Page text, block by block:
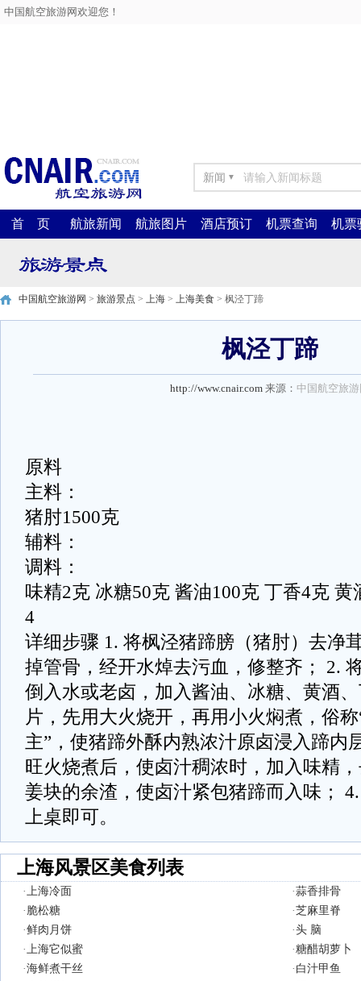
中国航空旅游网欢迎您！
新闻 ▼
首 页 航旅新闻 航旅图片 酒店预订 机票查询 机票
中国航空旅游网 > 旅游景点 > 上海 > 上海美食 > 枫泾丁蹄
枫泾丁蹄
http://www.cnair.com 来源： 中国航空旅
原料
主料：
猪肘1500克
辅料：
调料：
味精2克 冰糖50克 酱油100克 丁香4克 黄
4
详细步骤 1. 将枫泾猪蹄膀（猪肘）去净
掉管骨，经开水焯去污血，修整齐； 2.
倒入水或老卤，加入酱油、冰糖、黄酒
片，先用大火烧开，再用小火焖煮，俗
主”，使猪蹄外酥内熟浓汁原卤浸入蹄内
旺火烧煮后，使卤汁稠浓时，加入味精
姜块的余渣，使卤汁紧包猪蹄而入味；
上桌即可。
上海风景区美食列表
·上海冷面 ·蒜香排骨
· 脆松糖 ·芝麻里脊
·鲜肉月饼 ·头 脑
·上海它似蜜 ·糖醋胡萝卜
·海鲜煮干丝 · 白汁甲鱼